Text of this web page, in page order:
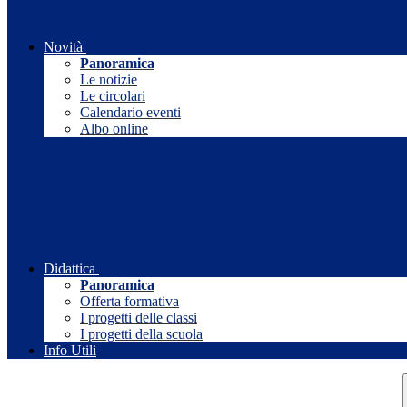
Novità
Panoramica
Le notizie
Le circolari
Calendario eventi
Albo online
Didattica
Panoramica
Offerta formativa
I progetti delle classi
I progetti della scuola
Info Utili